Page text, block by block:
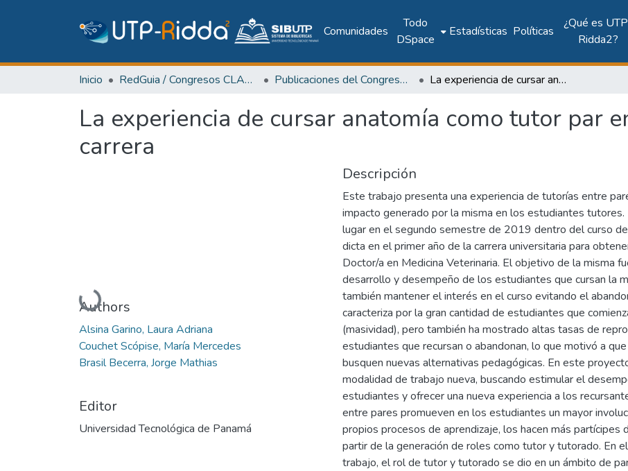
Comunidades
Todo
DSpace
Estadísticas Políticas
¿Qué es
Ridda2?
Inicio RedGuia / Congresos CLABES Publicaciones del Congreso Internacional CLABES La experiencia de cursar anatomía como tutor par en el primer año de la carrera
La experiencia de cursar anatomía como tutor par
carrera
Cargando...
Authors
Alsina Garino, Laura Adriana
Couchet Scópise, María Mercedes
Brasil Becerra, Jorge Mathias
Editor
Universidad Tecnológica de Panamá
Descripción
Este trabajo presenta una experiencia de tutorías entre
impacto generado por la misma en los estudiantes tutores.
lugar en el segundo semestre de 2019 dentro del curso
dicta en el primer año de la carrera universitaria para
Doctor/a en Medicina Veterinaria. El objetivo de la misma
desarrollo y desempeño de los estudiantes que cursan la
también mantener el interés en el curso evitando el
caracteriza por la gran cantidad de estudiantes que
(masividad), pero también ha mostrado altas tasas de
estudiantes que recursan o abandonan, lo que motivó a
busquen nuevas alternativas pedagógicas. En este
modalidad de trabajo nueva, buscando estimular el
estudiantes y ofrecer una nueva experiencia a los
entre pares promueven en los estudiantes un mayor
propios procesos de aprendizaje, los hacen más partícipes
partir de la generación de roles como tutor y tutorado. En
trabajo, el rol de tutor y tutorado se dio en un ámbito de